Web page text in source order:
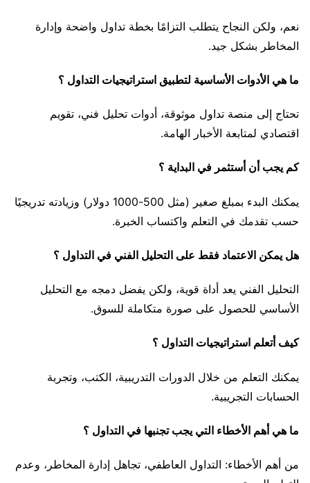
نعم، ولكن النجاح يتطلب التزامًا بخطة تداول واضحة وإدارة
المخاطر بشكل جيد.
ما هي الأدوات الأساسية لتطبيق استراتيجيات التداول ؟
تحتاج إلى منصة تداول موثوقة، أدوات تحليل فني، تقويم
اقتصادي لمتابعة الأخبار الهامة.
كم يجب أن أستثمر في البداية ؟
يمكنك البدء بمبلغ صغير (مثل 500-1000 دولار) وزيادته تدريجيًا
حسب تقدمك في التعلم واكتساب الخبرة.
هل يمكن الاعتماد فقط على التحليل الفني في التداول ؟
التحليل الفني يعد أداة قوية، ولكن يفضل دمجه مع التحليل
الأساسي للحصول على صورة متكاملة للسوق.
كيف أتعلم استراتيجيات التداول ؟
يمكنك التعلم من خلال الدورات التدريبية، الكتب، وتجربة
الحسابات التجريبية.
ما هي أهم الأخطاء التي يجب تجنبها في التداول ؟
من أهم الأخطاء: التداول العاطفي، تجاهل إدارة المخاطر، وعدم